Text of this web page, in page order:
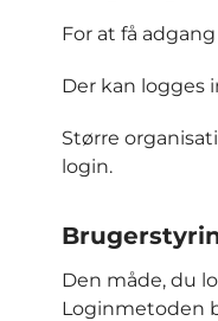
For at få
Der kan logges
Større
login.
Den måde, du
Loginmetoden